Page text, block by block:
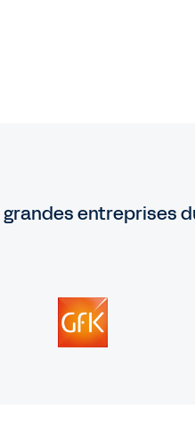
grandes entreprises